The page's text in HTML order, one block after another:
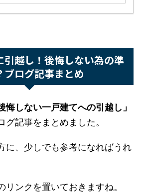
ニングキッチンで買って良かっ
続きを見る
越し！後悔しない為の準
ログ記事まとめ
、何から始める？
「家づくりノート」 を作れば、予
先順位のブレをなくせます。
くりノートの作り方を見る
ップ・登録不要・所要3分